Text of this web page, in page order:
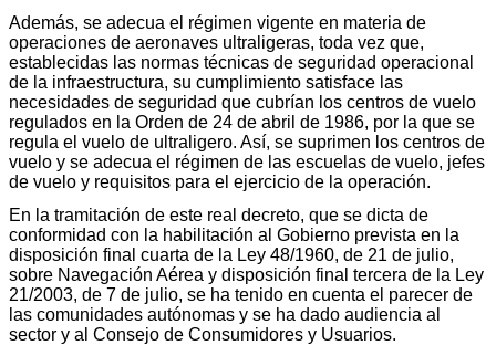
Además, se adecua el régimen vigente en materia de
operaciones de aeronaves ultraligeras, toda vez que,
establecidas las normas técnicas de seguridad operacional
de la infraestructura, su cumplimiento satisface las
necesidades de seguridad que cubrían los centros de vuelo
regulados en la Orden de 24 de abril de 1986, por la que se
regula el vuelo de ultraligero. Así, se suprimen los centros de
vuelo y se adecua el régimen de las escuelas de vuelo, jefes
de vuelo y requisitos para el ejercicio de la operación.
En la tramitación de este real decreto, que se dicta de
conformidad con la habilitación al Gobierno prevista en la
disposición final cuarta de la Ley 48/1960, de 21 de julio,
sobre Navegación Aérea y disposición final tercera de la Ley
21/2003, de 7 de julio, se ha tenido en cuenta el parecer de
las comunidades autónomas y se ha dado audiencia al
sector y al Consejo de Consumidores y Usuarios.